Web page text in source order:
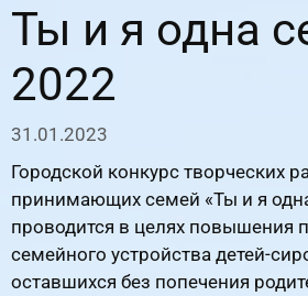
Ты и я одна
2022
31.01.2023
Городской конкурс творческих
принимающих семей «Ты и я
проводится в целях повышения
семейного устройства детей-
оставшихся без попечения